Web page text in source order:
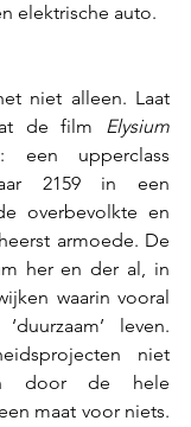
elektrische auto.
niet alleen. Laat
de film Elysium
een upperclass
2159 in een
overbevolkte en
armoede. De
her en der al, in
waarin vooral
leven.
niet
door de hele
maat voor niets.